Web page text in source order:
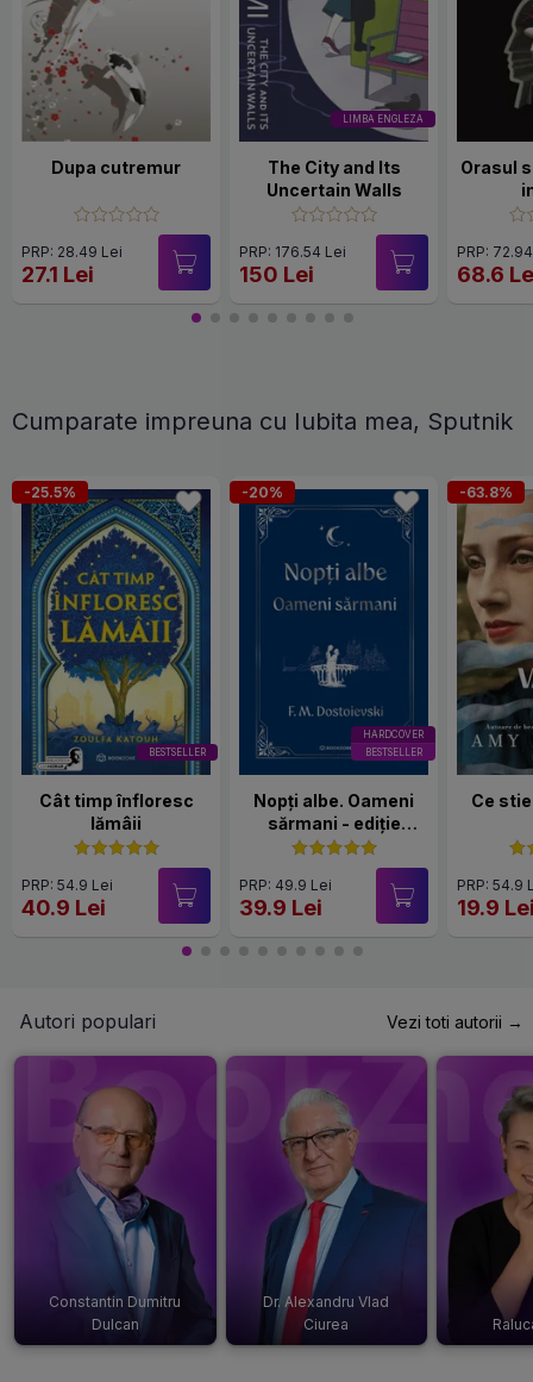
Dupa cutremur
PRP: 28.49 Lei
27.1 Lei
LIMBA ENGLEZA
The City and Its
Uncertain Walls
PRP: 176.54 Lei
150 Lei
Orasul
PRP:
68.6
Cumparate impreuna cu Iubita mea, Sputnik
BESTSELLER
-25.5%
Cât timp înfloresc
lămâii
PRP: 54.9 Lei
40.9 Lei
HARDCOVER
BESTSELLER
-20%
Nopți albe. Oameni
sărmani - ediție
Hardcover 2025
PRP: 49.9 Lei
39.9 Lei
-63.8%
Ce
PRP: 54.9
19.9
Autori populari Vezi toti autorii →
Constantin Dumitru
Dulcan
Dr. Alexandru Vlad
Ciurea